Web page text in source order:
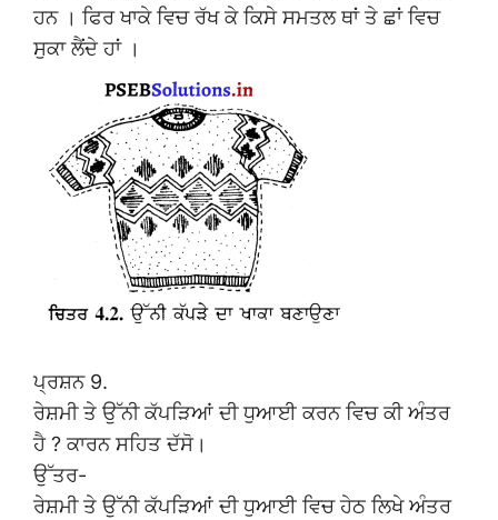
ਹਨ । ਫਿਰ ਖਾਕੇ ਵਿਚ ਰੱਖ ਕੇ ਕਿਸੇ ਸਮਤਲ ਥਾਂ ਤੇ ਛਾਂ ਵਿਚ
ਸੁਕਾ ਲੈਂਦੇ ਹਾਂ ।
ਪ੍ਰਸ਼ਨ 9.
ਰੇਸ਼ਮੀ ਤੇ ਉੱਨੀ ਕੱਪੜਿਆਂ ਦੀ ਧੁਆਈ ਕਰਨ ਵਿਚ ਕੀ ਅੰਤਰ
ਹੈ ? ਕਾਰਨ ਸਹਿਤ ਦੱਸੋ।
ਉੱਤਰ-
ਰੇਸ਼ਮੀ ਤੇ ਉੱਨੀ ਕੱਪੜਿਆਂ ਦੀ ਧੁਆਈ ਵਿਚ ਹੇਠ ਲਿਖੇ ਅੰਤਰ